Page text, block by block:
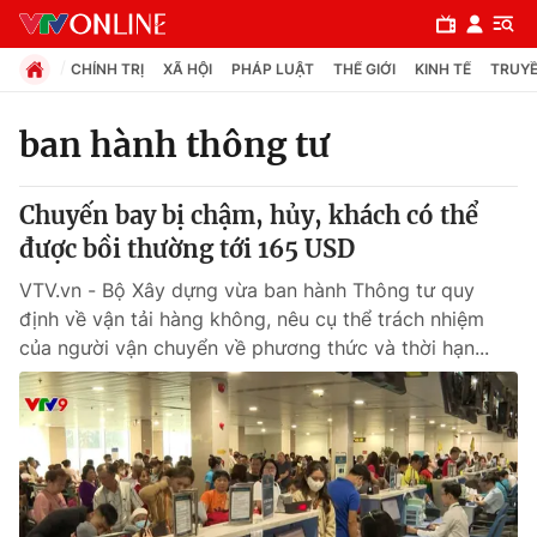
Chuyên mục
Chính trị
Xã hội
Pháp luật
Y tế
Thế giới
CHÍNH TRỊ XÃ HỘI PHÁP LUẬT THẾ GIỚI KINH TẾ
ban hành thông tư
Chuyến bay bị chậm, hủy, khách có thể
được bồi thường tới 165 USD
VTV.vn - Bộ Xây dựng vừa ban hành Thông tư quy
định về vận tải hàng không, nêu cụ thể trách nhiệm
của người vận chuyển về phương thức và thời hạn...